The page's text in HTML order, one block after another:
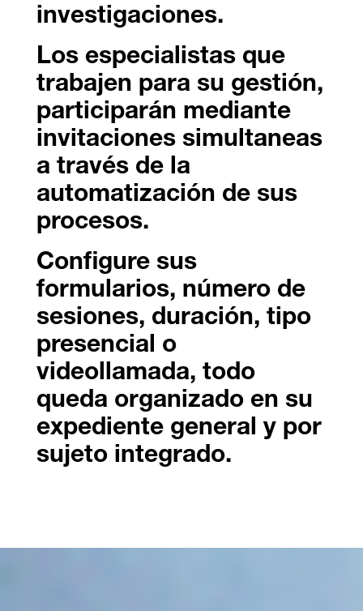
investigaciones.
Los especialistas que
trabajen para su gestión,
participarán mediante
invitaciones simultaneas
a través de la
automatización de sus
procesos.
Configure sus
formularios, número de
sesiones, duración, tipo
presencial o
videollamada, todo
queda organizado en su
expediente general y por
sujeto integrado.